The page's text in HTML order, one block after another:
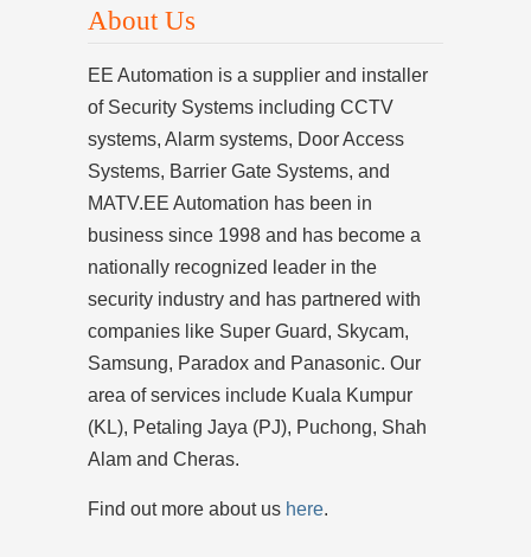
About Us
EE Automation is a supplier and installer
of Security Systems including CCTV
systems, Alarm systems, Door Access
Systems, Barrier Gate Systems, and
MATV.EE Automation has been in
business since 1998 and has become a
nationally recognized leader in the
security industry and has partnered with
companies like Super Guard, Skycam,
Samsung, Paradox and Panasonic. Our
area of services include Kuala Kumpur
(KL), Petaling Jaya (PJ), Puchong, Shah
Alam and Cheras.
Find out more about us here.